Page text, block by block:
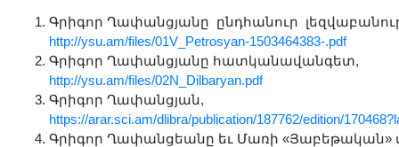
Գրիգոր Ղափանցյանը ընդհանուր
http://ysu.am/files/01V_Petrosyan-1503464383-.pdf
Գրիգոր Ղափանցյանը հատկանավանգետ,
http://ysu.am/files/02N_Dilbaryan.pdf
Գրիգոր Ղափանցյան,
https://arar.sci.am/dlibra/publication/187762/edition/
Գրիգոր Ղափանցեանը եւ Մառի «Յաբեթական»